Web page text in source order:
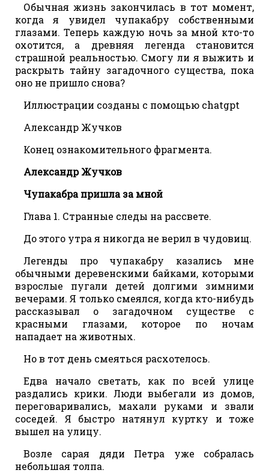
Обычная жизнь закончилась в тот момент,
когда я увидел чупакабру собственными
глазами. Теперь каждую ночь за мной кто-то
охотится, а древняя легенда становится
страшной реальностью. Смогу ли я выжить и
раскрыть тайну загадочного существа, пока
оно не пришло снова?
Иллюстрации созданы с помощью chatgpt
Александр Жучков
Конец ознакомительного фрагмента.
Александр Жучков
Чупакабра пришла за мной
Глава 1. Странные следы на рассвете.
До этого утра я никогда не верил в чудовищ.
Легенды про чупакабру казались мне
обычными деревенскими байками, которыми
взрослые пугали детей долгими зимними
вечерами. Я только смеялся, когда кто-нибудь
рассказывал о загадочном существе с
красными глазами, которое по ночам
нападает на животных.
Но в тот день смеяться расхотелось.
Едва начало светать, как по всей улице
раздались крики. Люди выбегали из домов,
переговаривались, махали руками и звали
соседей. Я быстро натянул куртку и тоже
вышел на улицу.
Возле сарая дяди Петра уже собралась
небольшая толпа.